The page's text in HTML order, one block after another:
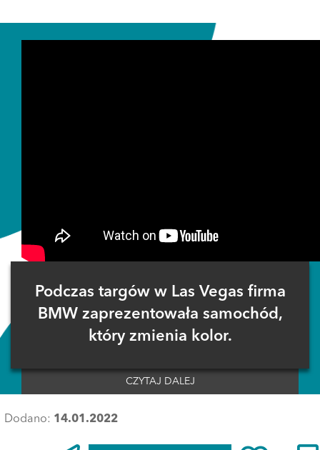
Podczas targów w Las Vegas firma
BMW zaprezentowała samochód,
który zmienia kolor.
CZYTAJ DALEJ
Dodano: 14.01.2022